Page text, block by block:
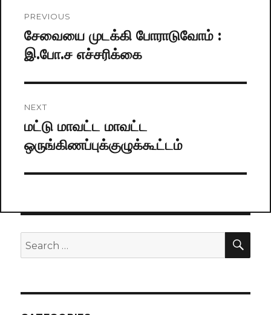
navigation
PREVIOUS
Previous
post:
சேவையை முடக்கி போராடுவோம் :
இ.போ.ச எச்சரிக்கை
NEXT
Next
post:
மட்டு மாவட்ட மாவட்ட
ஒருங்கிணப்புக்குழுக்கூட்டம்
Search
for: